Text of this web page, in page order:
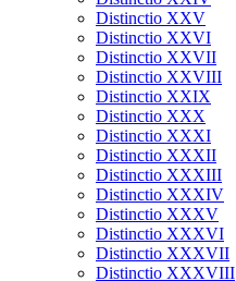
Distinctio XXV
Distinctio XXVI
Distinctio XXVII
Distinctio XXVIII
Distinctio XXIX
Distinctio XXX
Distinctio XXXI
Distinctio XXXII
Distinctio XXXIII
Distinctio XXXIV
Distinctio XXXV
Distinctio XXXVI
Distinctio XXXVII
Distinctio XXXVIII